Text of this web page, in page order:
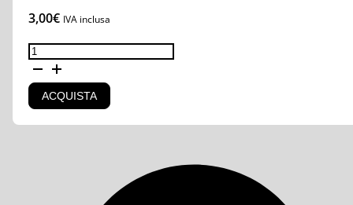
3,00€ IVA inclusa
Astuccio
1
bottiglia
magnum
1,5L
Champagne
ACQUISTA